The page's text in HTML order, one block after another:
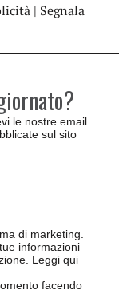
| Segnala
le nostre email
sul sito
di marketing.
informazioni
Leggi qui
facendo